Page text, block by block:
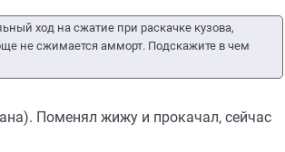
ход на сжатие при раскачке кузова,
не сжимается амморт. Подскажите в чем
Поменял жижу и прокачал, сейчас